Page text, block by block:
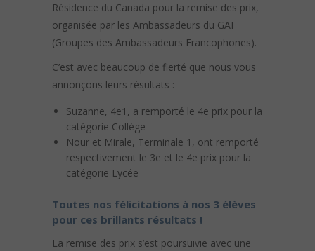
Résidence du Canada pour la remise des prix,
organisée par les Ambassadeurs du GAF
(Groupes des Ambassadeurs Francophones).
C’est avec beaucoup de fierté que nous vous
annonçons leurs résultats :
Suzanne, 4e1, a remporté le 4e prix pour la
catégorie Collège
Nour et Mirale, Terminale 1, ont remporté
respectivement le 3e et le 4e prix pour la
catégorie Lycée
Toutes nos félicitations à nos 3 élèves
pour ces brillants résultats !
La remise des prix s’est poursuivie avec une